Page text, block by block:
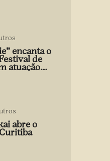
encanta o
de
atuação
de Débora
abre o